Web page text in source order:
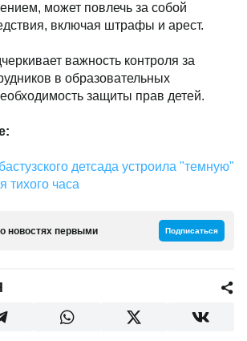
может повлечь за собой
включая штрафы и арест.
важность контроля за
в образовательных
защиты прав детей.
детсада устроила "темную"
тихого часа
новостях первыми Подписаться